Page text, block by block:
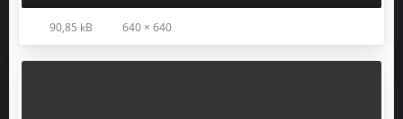
90,85 kB 640 × 640